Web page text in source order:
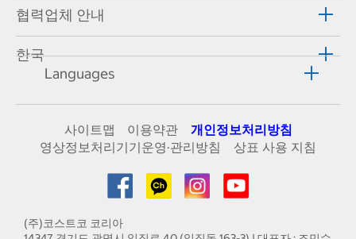
협력업체 안내
한국
Languages
사이트맵 이용약관
개인정보처리방침
영상정보처리기기운영·관리방침
상표 사용 지침
(주)코스트코 코리아